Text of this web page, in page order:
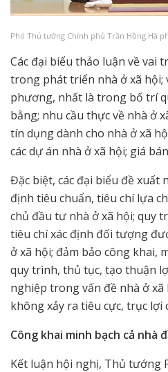
Phó Thủ tướng Chính phủ Trần Hồng Hà
Các đại biểu thảo luận về vai
trong phát triển nhà ở xã hội;
phương, nhất là trong bố trí
bằng; nhu cầu thực về nhà ở
tín dụng dành cho nhà ở xã
các dự án nhà ở xã hội; giá
Đặc biệt, các đại biểu đề xuất
định tiêu chuẩn, tiêu chí lựa
chủ đầu tư nhà ở xã hội; quy
tiêu chí xác định đối tượng
ở xã hội; đảm bảo công khai,
quy trình, thủ tục, tạo thuận
nghiệp trong vấn đề nhà ở xã
không xảy ra tiêu cực, trục lợi
Công khai minh bạch cả nhà
Kết luận hội nghị, Thủ tướng